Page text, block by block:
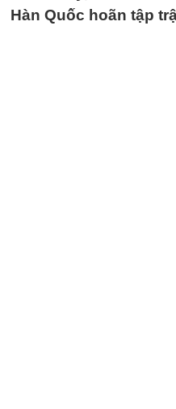
Hàn Quốc hoãn tập